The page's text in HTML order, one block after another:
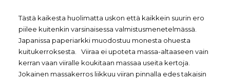
Tästä kaikesta huolimatta uskon että kaikkein suurin ero
piilee kuitenkin varsinaisessa valmistusmenetelmässä.
Japanissa paperiarkki muodostuu monesta ohuesta
kuitukerroksesta. Viiraa ei upoteta massa-altaaseen vain
kerran vaan viiralle koukitaan massaa useita kertoja.
Jokainen massakerros liikkuu viiran pinnalla edes takaisin